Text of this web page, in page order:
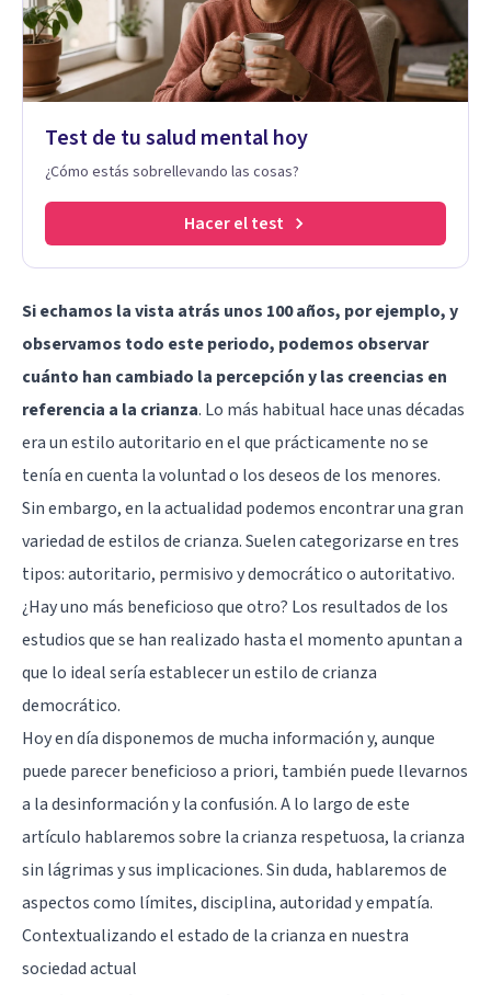
Test de tu salud mental hoy
¿Cómo estás sobrellevando las cosas?
Hacer el test
Si echamos la vista atrás unos 100 años, por ejemplo, y
observamos todo este periodo, podemos observar
cuánto han cambiado la percepción y las creencias en
referencia a la crianza. Lo más habitual hace unas décadas
era un estilo autoritario en el que prácticamente no se
tenía en cuenta la voluntad o los deseos de los menores.
Sin embargo, en la actualidad podemos encontrar una gran
variedad de estilos de crianza. Suelen categorizarse en tres
tipos: autoritario, permisivo y democrático o autoritativo.
¿Hay uno más beneficioso que otro? Los resultados de los
estudios que se han realizado hasta el momento apuntan a
que lo ideal sería establecer un estilo de crianza
democrático.
Hoy en día disponemos de mucha información y, aunque
puede parecer beneficioso a priori, también puede llevarnos
a la desinformación y la confusión. A lo largo de este
artículo hablaremos sobre la crianza respetuosa, la crianza
sin lágrimas y sus implicaciones. Sin duda, hablaremos de
aspectos como límites, disciplina, autoridad y empatía.
Contextualizando el estado de la crianza en nuestra
sociedad actual